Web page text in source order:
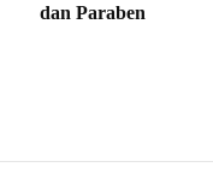
dan Paraben